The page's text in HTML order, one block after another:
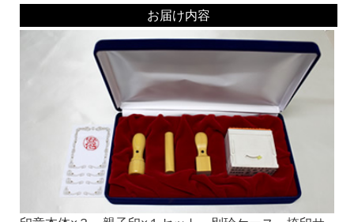
文字の欠けや途切れの風味を加味した書体です。
ハネの形などに特徴がある書体です。
篆書体を書きやすくしたものとも言われます。
お届け内容